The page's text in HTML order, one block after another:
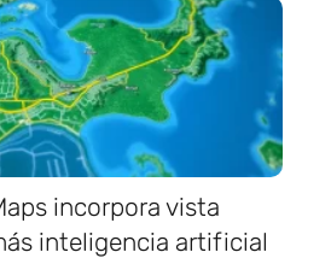
incorpora vista
inteligencia artificial